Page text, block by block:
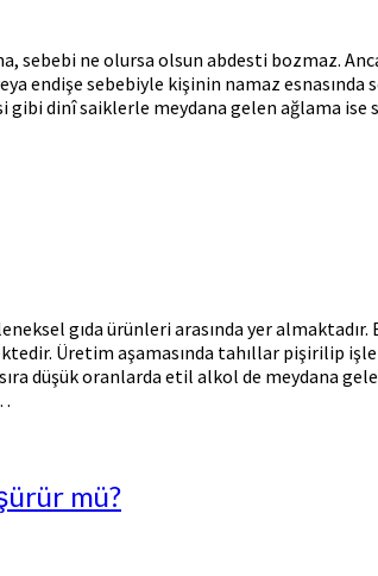
sebebi ne olursa olsun abdesti bozmaz.
endişe sebebiyle kişinin namaz
dinî saiklerle meydana gelen ağlama
gıda ürünleri arasında yer
Üretim aşamasında tahıllar pişirilip
düşük oranlarda etil alkol de
mü?